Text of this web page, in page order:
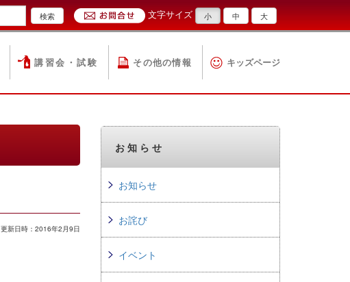
文字サイズ 小 中 大
検索
講習会・試験 その他の情報 キッズページ
更新日時：2016年2月9日
お知らせ
お知らせ
お詫び
イベント